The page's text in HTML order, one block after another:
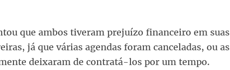
que ambos tiveram prejuízo financeiro em suas
já que várias agendas foram canceladas, ou as
deixaram de contratá-los por um tempo.